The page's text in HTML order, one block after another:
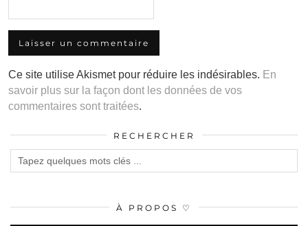
Ce site utilise Akismet pour réduire les indésirables. En
savoir plus sur la façon dont les données de vos
commentaires sont traitées.
RECHERCHER
À PROPOS ♡